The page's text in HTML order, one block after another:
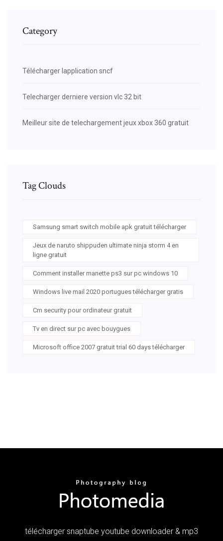
Category
Télécharger lapplication sncf
Telecharger derniere version vlc 32 bit
Meilleur site de telechargement jeux xbox 360 gratuit
Tag Clouds
Samsung smart switch mobile apk gratuit télécharger
Jeux de naruto shippuden ultimate ninja storm 4 en
ligne gratuit
Comment installer manette ps3 sur pc windows 10
Windows live mail 2020 portugues télécharger gratis
Cm security pour ordinateur gratuit
Tv en direct sur pc avec bouygues
Microsoft office 2007 gratuit trial 60 days télécharger
télécharger snaptube youtube downloader & mp3